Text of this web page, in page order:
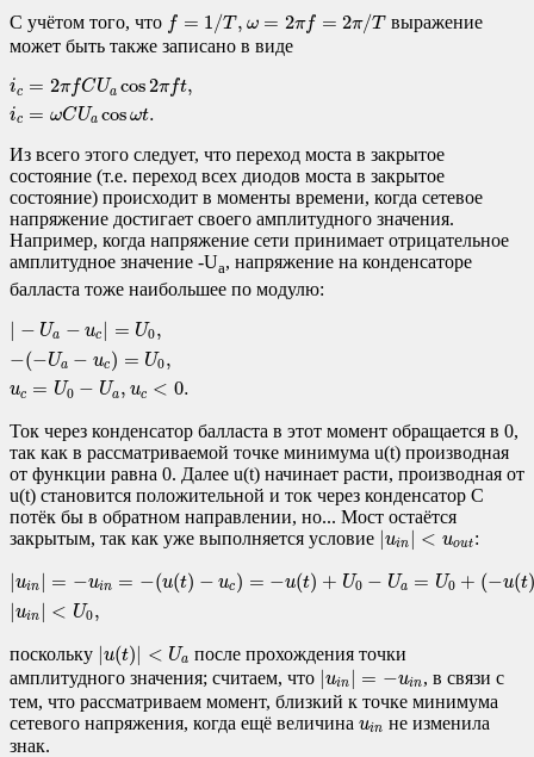
С учётом того, что f = 1/T, ω = 2πf = 2π/T
= T, ω= π/
выражение
может быть также записано в виде
ic = 2πfCUa cos2πft,
ic = ωCUa cosωt.
= πfC
Из всего этого следует, что переход моста в закрытое
состояние (т.е. переход всех диодов моста в закрытое
состояние) происходит в моменты времени, когда сетевое
напряжение достигает своего амплитудного значения.
Например, когда напряжение сети принимает отрицательное
амплитудное значение -Ua, напряжение на конденсаторе
балласта тоже наибольшее по модулю:
| − Ua − uc | = U0,
−(−Ua − uc) = U0,
uc = U0 − Ua, uc < 0.
U uc|
Ток через конденсатор балласта в этот момент обращается в 0,
так как в рассматриваемой точке минимума u(t) производная
от функции равна 0. Далее u(t) начинает расти, производная от
u(t) становится положительной и ток через конденсатор C
потёк бы в обратном направлении, но... Мост остаётся
закрытым, так как уже выполняется условие |uin | < uout
| uin|<uout :
|uin | = −uin = −(u(t) − uc) = −u(t) + U0 − Ua = U0 + (−u(t)
|uin | < U0,
−( (t) − U0− U =U (− −U ) u U
поскольку |u(t)| < Ua
| t)|<
после прохождения точки
амплитудного значения; считаем, что |uin | = −uin
|uin|=−u in
, в связи с
тем, что рассматриваем момент, близкий к точке минимума
сетевого напряжения, когда ещё величина uin
uin
не изменила
знак.